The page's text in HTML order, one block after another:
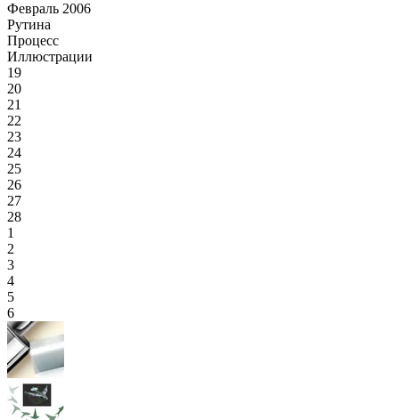
Февраль 2006
Рутина
Процесс
Иллюстрации
19
20
21
22
23
24
25
26
27
28
1
2
3
4
5
6